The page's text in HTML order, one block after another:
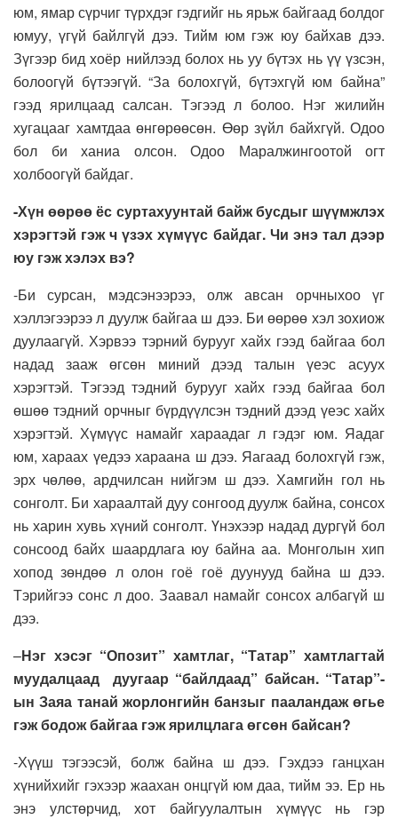
юм, ямар сүрчиг түрхдэг гэдгийг нь ярьж байгаад болдог
юмуу, үгүй байлгүй дээ. Тийм юм гэж юу байхав дээ.
Зүгээр бид хоёр нийлээд болох нь уу бүтэх нь үү үзсэн,
болоогүй бүтээгүй. “За болохгүй, бүтэхгүй юм байна”
гээд ярилцаад салсан. Тэгээд л болоо. Нэг жилийн
хугацааг хамтдаа өнгөрөөсөн. Өөр зүйл байхгүй. Одоо
бол би ханиа олсон. Одоо Маралжингоотой огт
холбоогүй байдаг.
-Хүн өөрөө ёс суртахуунтай байж бусдыг шүүмжлэх
хэрэгтэй гэж ч үзэх хүмүүс байдаг. Чи энэ тал дээр
юу гэж хэлэх вэ?
-Би сурсан, мэдсэнээрээ, олж авсан орчныхоо үг
хэллэгээрээ л дуулж байгаа ш дээ. Би өөрөө хэл зохиож
дуулаагүй. Хэрвээ тэрний бурууг хайх гээд байгаа бол
надад зааж өгсөн миний дээд талын үеэс асуух
хэрэгтэй. Тэгээд тэдний бурууг хайх гээд байгаа бол
өшөө тэдний орчныг бүрдүүлсэн тэдний дээд үеэс хайх
хэрэгтэй. Хүмүүс намайг хараадаг л гэдэг юм. Яадаг
юм, хараах үедээ хараана ш дээ. Яагаад болохгүй гэж,
эрх чөлөө, ардчилсан нийгэм ш дээ. Хамгийн гол нь
сонголт. Би хараалтай дуу сонгоод дуулж байна, сонсох
нь харин хувь хүний сонголт. Үнэхээр надад дургүй бол
сонсоод байх шаардлага юу байна аа. Монголын хип
хопод зөндөө л олон гоё гоё дуунууд байна ш дээ.
Тэрийгээ сонс л доо. Заавал намайг сонсох албагүй ш
дээ.
–Нэг хэсэг “Опозит” хамтлаг, “Татар” хамтлагтай
муудалцаад дуугаар “байлдаад” байсан. “Татар”-
ын Заяа танай жорлонгийн банзыг пааландаж өгье
гэж бодож байгаа гэж ярилцлага өгсөн байсан?
-Хүүш тэгээсэй, болж байна ш дээ. Гэхдээ ганцхан
хүнийхийг гэхээр жаахан онцгүй юм даа, тийм ээ. Ер нь
энэ улстөрчид, хот байгуулалтын хүмүүс нь гэр